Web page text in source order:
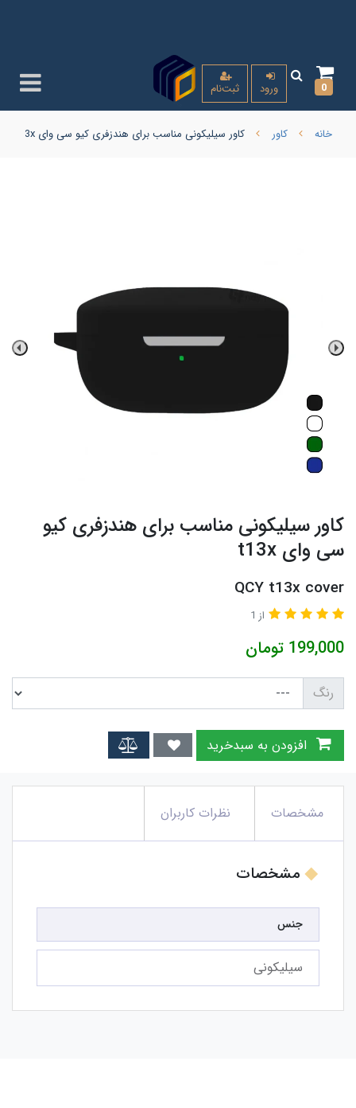
0 ورود ثبت‌نام
خانه کاور کاور سیلیکونی مناسب برای هندزفری کیو سی وای t13x
کاور سیلیکونی مناسب برای هندزفری کیو
سی وای t13x
QCY t13x cover
از 1
199,000 تومان
رنگ
مشخصات نظرات کاربران
مشخصات
جنس
سیلیکونی